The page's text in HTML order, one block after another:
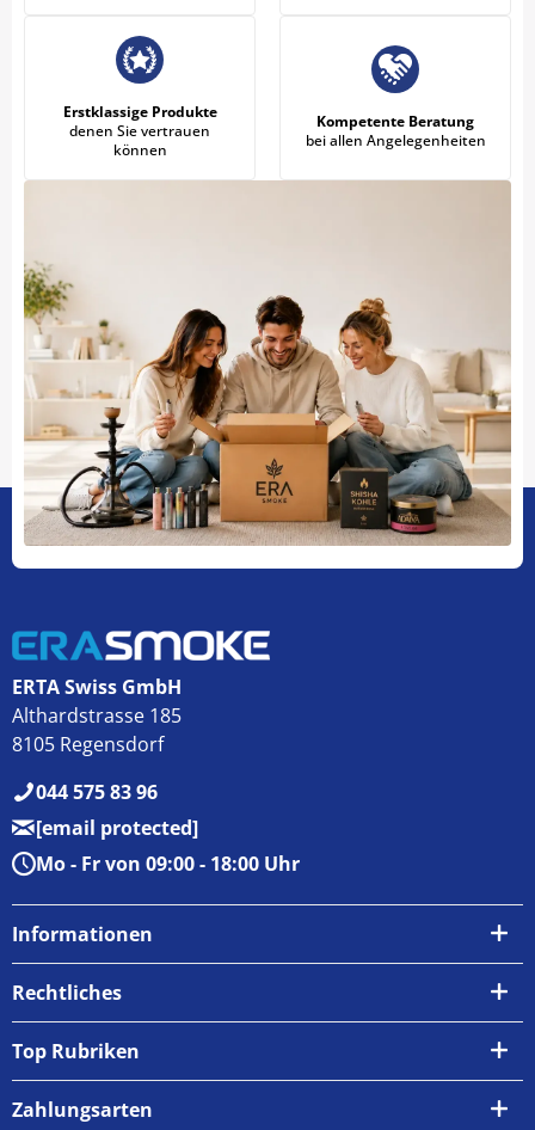
Erstklassige Produkte
denen Sie vertrauen
können
Kompetente Beratung
bei allen Angelegenheiten
ERTA Swiss GmbH
Althardstrasse 185
8105 Regensdorf
044 575 83 96
[email protected]
Mo - Fr von 09:00 - 18:00 Uhr
Informationen
Über uns
Zahlungsarten
Versand & Abholung
Rechtliches
AGB
Top Rubriken
Zahlungsarten